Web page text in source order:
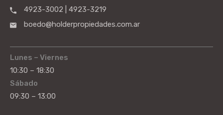
4923-3002 | 4923-3219
boedo@holderpropiedades.com.ar
Lunes – Viernes
10:30 – 18:30
Sábado
09:30 – 13:00